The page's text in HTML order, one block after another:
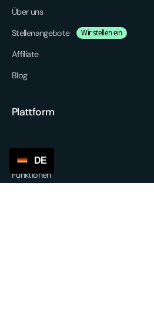
Über uns
Stellenangebote
Wir stellen ein
Affiliate
Blog
Plattform
Funktionen
DE